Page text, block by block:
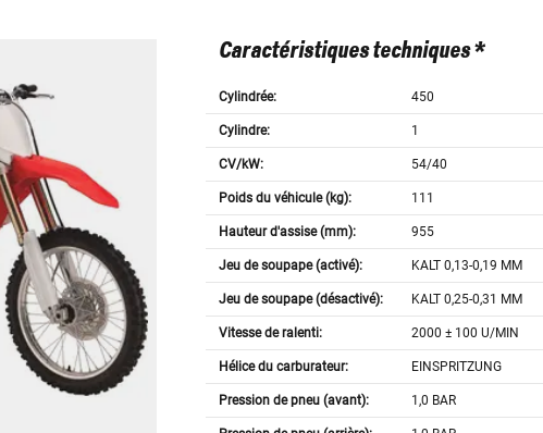
Caractéristiques techniques *
Cylindrée: 450
Cylindre: 1
CV/kW: 54/40
Poids du véhicule (kg): 111
Hauteur d'assise (mm): 955
Jeu de soupape (activé): KALT 0,13-0,19 MM
Jeu de soupape (désactivé): KALT 0,25-0,31 MM
Vitesse de ralenti: 2000 ± 100 U/MIN
Hélice du carburateur: EINSPRITZUNG
Pression de pneu (avant): 1,0 BAR